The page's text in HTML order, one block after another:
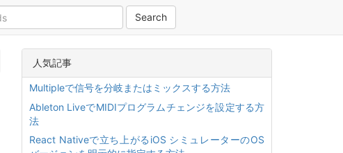
人気記事
Multipleで信号を分岐またはミックスする方法
Ableton LiveでMIDIプログラムチェンジを設定する方
法
React Nativeで立ち上がるiOS シミュレーターのOS